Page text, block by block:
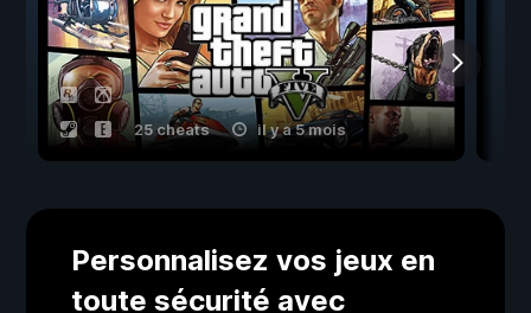
25 cheats il y a 5 mois
Personnalisez vos jeux en
toute sécurité avec